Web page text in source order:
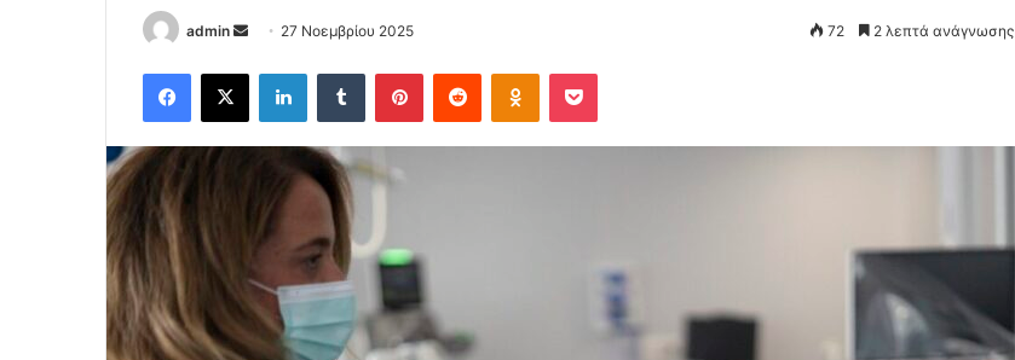
admin
Send
email
27 Νοεμβρίου 2025 72 2 λεπτά ανάγνωσης
Facebook
X LinkedInTumblr PinterestReddit Odnoklassniki
Pocket